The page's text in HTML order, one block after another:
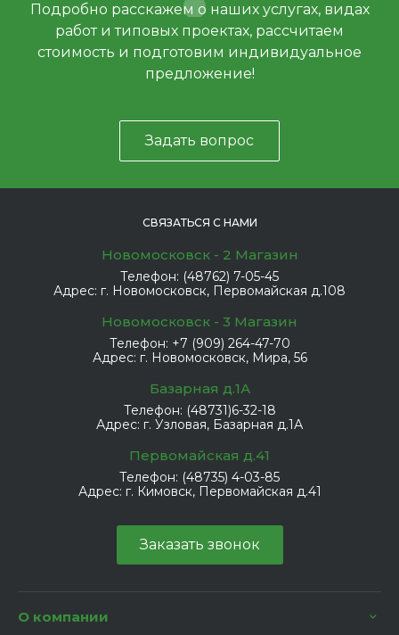
Подробно расскажем о наших услугах, видах
работ и типовых проектах, рассчитаем
стоимость и подготовим индивидуальное
предложение!
Задать вопрос
СВЯЗАТЬСЯ С НАМИ
Новомосковск - 2 Магазин
Телефон: (48762) 7-05-45
Адрес: г. Новомосковск, Первомайская д.108
Новомосковск - 3 Магазин
Телефон: +7 (909) 264-47-70
Адрес: г. Новомосковск, Мира, 56
Базарная д.1А
Телефон: (48731)6-32-18
Адрес: г. Узловая, Базарная д.1А
Первомайская д.41
Телефон: (48735) 4-03-85
Адрес: г. Кимовск, Первомайская д.41
Заказать звонок
О компании